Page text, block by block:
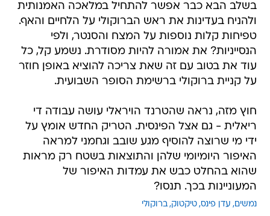
בשלב הבא כבר אפשר להתחיל במלאכה האמנותית
ולהניח בעדינות את ראש הברוקולי על הלחיים והאף.
טפיחות קלות נוספות על המצח והסנטר, ולפי
הנסייניות? את אמורה להיות מסודרת. נשמע קל, כל
עוד את בטוב עם זה שאת צריכה להוציא באופן חוזר
על קניית ברוקולי ברשימת הסופר השבועית.
חוץ מזה, נראה שהטרנד הויראלי עושה עבודה די
ריאלית - גם אצל הפינסית. הטריק החדש אומץ על
ידי מי שרוצה להוסיף מגע שובב וגחמני למראה
האיפור היומיומי שלהן והתוצאות בשטח רק מראות
שהוא בהחלט כבש את עמדות האיפור של
המעוניינות בכך. תנסו?
נמשים עדן פינס טיקטוק ברוקולי